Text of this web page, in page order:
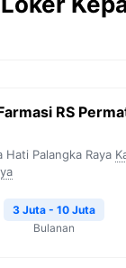
RS
Hati Palangka Raya
3 Juta - 10 Juta
Bulanan